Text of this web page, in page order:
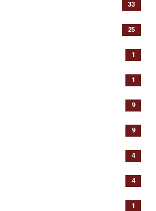
33
25
1
1
9
9
4
4
1